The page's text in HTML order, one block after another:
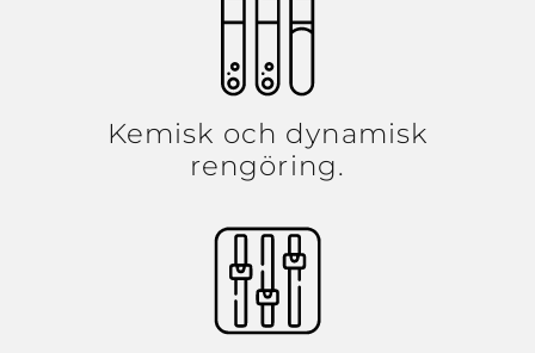
Kemisk och dynamisk
rengöring.